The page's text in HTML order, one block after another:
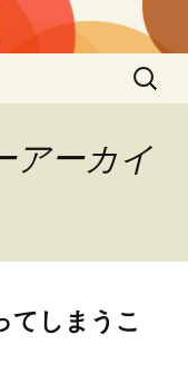
検
アーカイ
てしまうこ